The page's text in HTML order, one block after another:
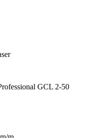
GCL 2-50